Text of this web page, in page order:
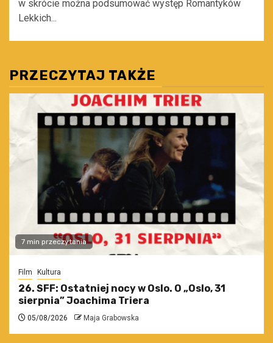
w skrócie można podsumować występ Romantyków
Lekkich...
PRZECZYTAJ TAKŻE
7 min przeczytania
Film Kultura
26. SFF: Ostatniej nocy w Oslo. O „Oslo, 31
sierpnia” Joachima Triera
05/08/2026 Maja Grabowska